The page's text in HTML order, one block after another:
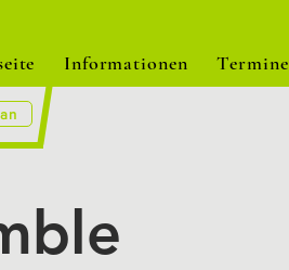
Informationen Termine